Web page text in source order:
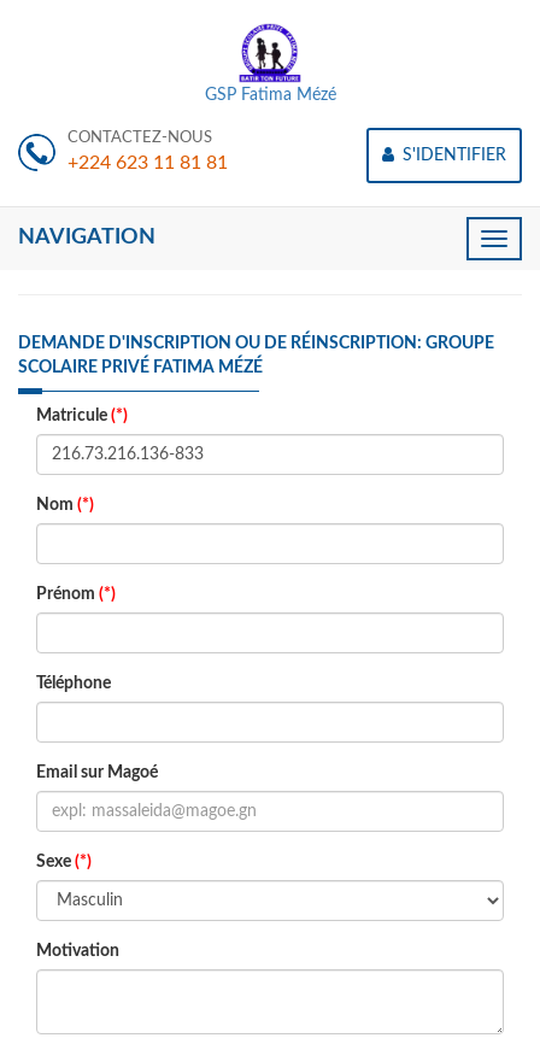
GSP Fatima Mézé
CONTACTEZ-NOUS
+224 623 11 81 81 S'IDENTIFIER
Toggle
NAVIGATION
DEMANDE D'INSCRIPTION OU DE RÉINSCRIPTION: GROUPE
SCOLAIRE PRIVÉ FATIMA MÉZÉ
Matricule (*)
Nom (*)
Prénom (*)
Téléphone
Email sur Magoé
Sexe (*)
Motivation